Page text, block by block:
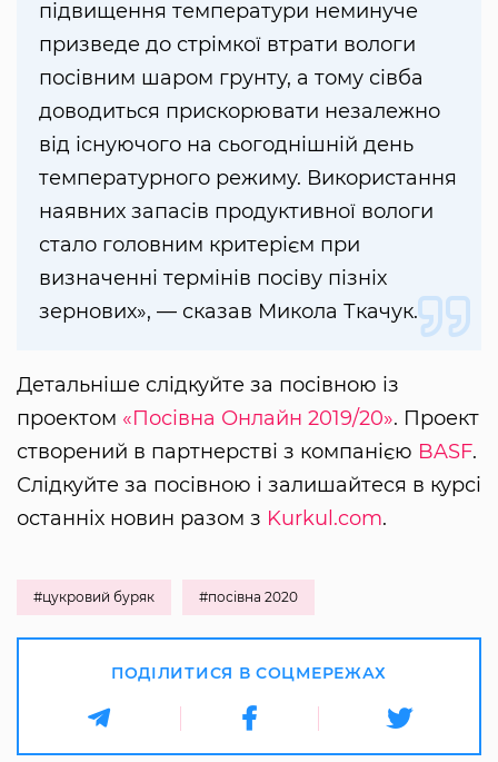
підвищення температури неминуче
призведе до стрімкої втрати вологи
посівним шаром грунту, а тому сівба
доводиться прискорювати незалежно
від існуючого на сьогоднішній день
температурного режиму. Використання
наявних запасів продуктивної вологи
стало головним критерієм при
визначенні термінів посіву пізніх
зернових», — сказав Микола Ткачук.
Детальніше слідкуйте за посівною із
проектом «Посівна Онлайн 2019/20». Проект
створений в партнерстві з компанією BASF.
Слідкуйте за посівною і залишайтеся в курсі
останніх новин разом з Kurkul.com.
#цукровий буряк #посівна 2020
ПОДІЛИТИСЯ В СОЦМЕРЕЖАХ